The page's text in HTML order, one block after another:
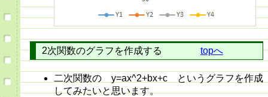
2次関数のグラフを作成する topへ
二次関数の y=ax^2+bx+c というグラフを作成
してみたいと思います。